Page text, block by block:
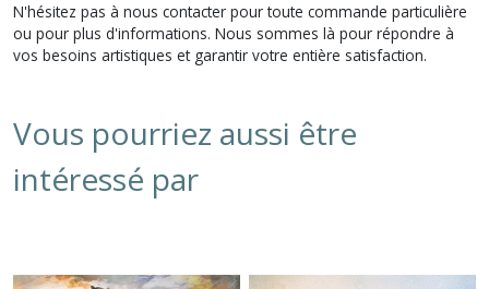
N'hésitez pas à nous contacter pour toute commande particulière
ou pour plus d'informations. Nous sommes là pour répondre à
vos besoins artistiques et garantir votre entière satisfaction.
Vous pourriez aussi être
intéressé par